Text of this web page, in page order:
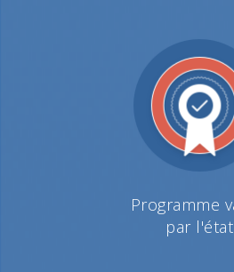
Programme
par l'état